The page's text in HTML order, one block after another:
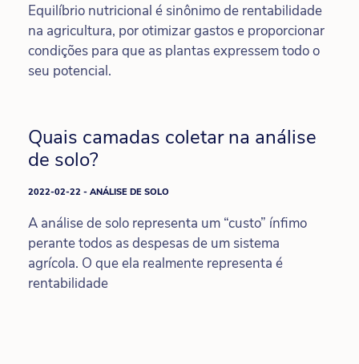
Equilíbrio nutricional é sinônimo de rentabilidade
na agricultura, por otimizar gastos e proporcionar
condições para que as plantas expressem todo o
seu potencial.
Quais camadas coletar na análise
de solo?
2022-02-22 - ANÁLISE DE SOLO
A análise de solo representa um “custo” ínfimo
perante todos as despesas de um sistema
agrícola. O que ela realmente representa é
rentabilidade